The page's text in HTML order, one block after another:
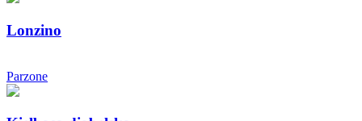
Lonzino
Parzone